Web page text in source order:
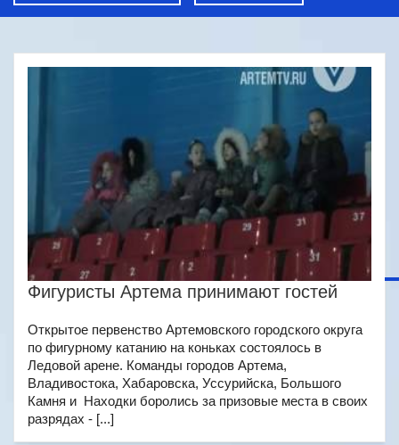
Фигуристы Артема принимают гостей
Открытое первенство Артемовского городского округа
по фигурному катанию на коньках состоялось в
Ледовой арене. Команды городов Артема,
Владивостока, Хабаровска, Уссурийска, Большого
Камня и Находки боролись за призовые места в своих
разрядах - [...]